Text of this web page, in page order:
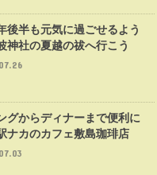
後半も元気に過ごせるよう
神社の夏越の祓へ行こう
グからディナーまで便利に
ナカのカフェ敷島珈琲店